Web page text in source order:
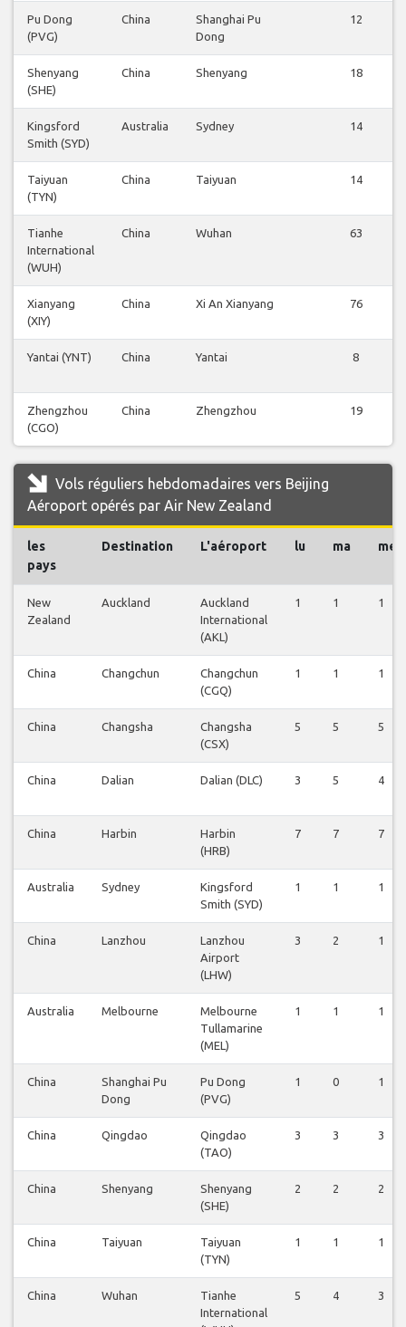
Pu Dong
(PVG)
China
Shanghai Pu
Dong
12
Shenyang
(SHE)
China Shenyang 18
Kingsford
Smith (SYD)
Australia Sydney 14
Taiyuan
(TYN)
China Taiyuan 14
Tianhe
International
(WUH)
China Wuhan 63
Xianyang
(XIY)
China Xi An Xianyang 76
Yantai (YNT) China Yantai 8
Zhengzhou
(CGO)
China Zhengzhou 19
Vols réguliers hebdomadaires vers Beijing
Aéroport opérés par Air New Zealand
les
pays
Destination L'aéroport lu ma me
New
Zealand
Auckland
Auckland
International
(AKL)
1 1 1
China Changchun
Changchun
(CGQ)
1 1 1
China Changsha
Changsha
(CSX)
5 5 5
China Dalian Dalian (DLC) 3 5 4
China Harbin
Harbin
(HRB)
7 7 7
Australia Sydney
Kingsford
Smith (SYD)
1 1 1
China Lanzhou
Lanzhou
Airport
(LHW)
3 2 1
Australia Melbourne
Melbourne
Tullamarine
(MEL)
1 1 1
China
Shanghai Pu
Dong
Pu Dong
(PVG)
1 0 1
China Qingdao
Qingdao
(TAO)
3 3 3
China Shenyang
Shenyang
(SHE)
2 2 2
China Taiyuan
Taiyuan
(TYN)
1 1 1
China Wuhan
Tianhe
International
5 4 3